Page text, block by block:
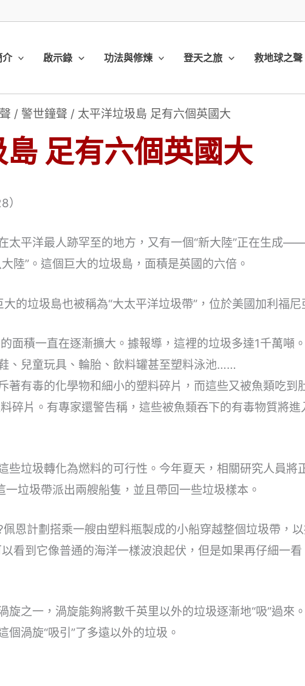
介 啟示錄 功法與修煉 登天之旅 救地球之聲
/ 警世鐘聲 / 太平洋垃圾島 足有六個英國大
足有六個英國大
太平洋最人跡罕至的地方，又有一個“新大陸”正在生成
陸”。這個巨大的垃圾島，面積是英國的六倍。
的垃圾島也被稱為“大太平洋垃圾帶”，位於美國加利福尼
面積一直在逐漸擴大。據報導，這裡的垃圾多達1千萬噸
、兒童玩具、輪胎、飲料罐甚至塑料泳池……
著有毒的化學物和細小的塑料碎片，而這些又被魚類吃到
碎片。有專家還警告稱，這些被魚類吞下的有毒物質將
些垃圾轉化為燃料的可行性。今年夏天，相關研究人員將
一垃圾帶派出兩艘船隻，並且帶回一些垃圾樣本。
恩計劃搭乘一艘由塑料瓶製成的小船穿越整個垃圾帶，
看到它像普通的海洋一樣波浪起伏，但是如果再仔細一
旋之一，渦旋能夠將數千英里以外的垃圾逐漸地“吸”過來
渦旋“吸引”了多遠以外的垃圾。